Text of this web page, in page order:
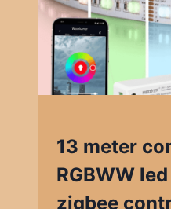
13 meter
RGBWW
zigbee